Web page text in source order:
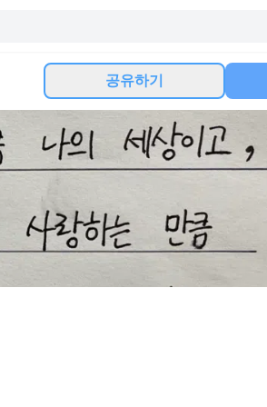
공유하기